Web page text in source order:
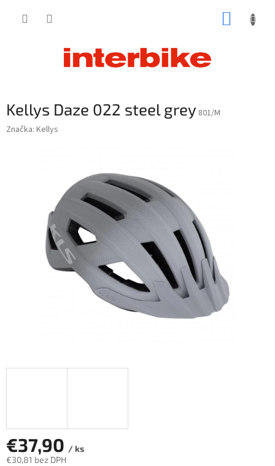
Kellys Daze 022 steel grey 801/M
Značka: Kellys
€37,90 / ks
€30,81 bez DPH